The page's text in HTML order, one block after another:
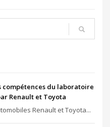
compétences du laboratoire
Renault et Toyota
Renault et Toyota...